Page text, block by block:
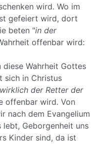
wird. Wo im
gefeiert wird, dort
beten "in der
offenbar wird:
Wahrheit Gottes
sich in Christus
der Retter der
offenbar wird. Von
nach dem Evangelium
lebt, Geborgenheit uns
Kinder sind, da ist